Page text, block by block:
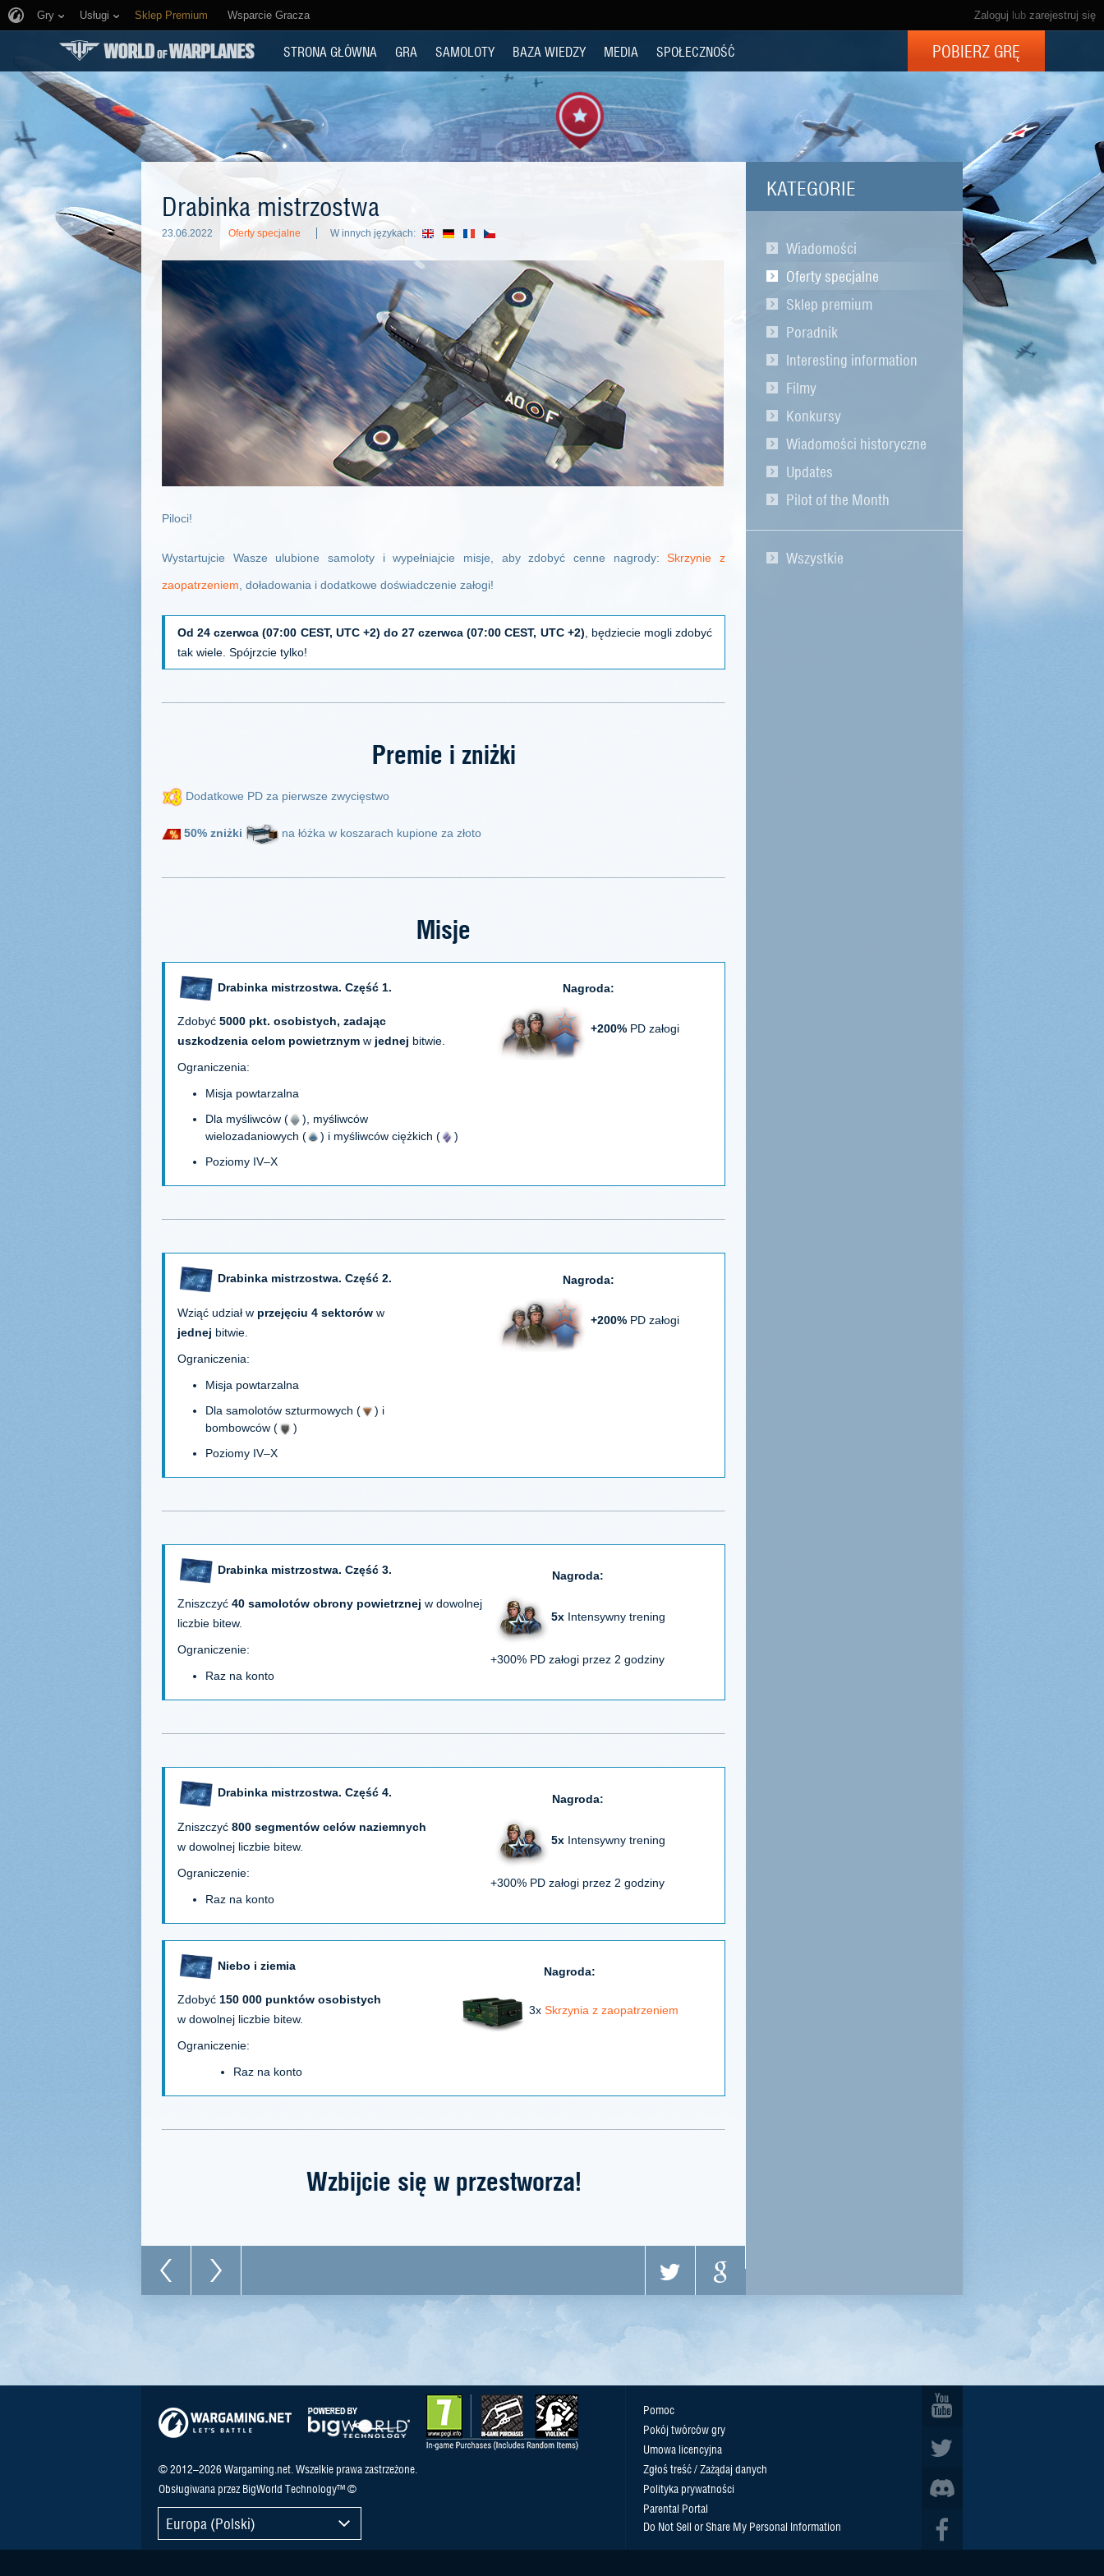
Zaloguj lub zarejestruj się
Gry Usługi Sklep Premium Wsparcie Gracza
STRONA GŁÓWNA GRA SAMOLOTY BAZA WIEDZY MEDIA SPOŁECZNOŚĆ POBIERZ GRĘ
KATEGORIE
Wiadomości
Oferty specjalne
Sklep premium
Poradnik
Interesting information
Filmy
Konkursy
Wiadomości historyczne
Updates
Pilot of the Month
Wszystkie
Drabinka mistrzostwa
23.06.2022 Oferty specjalne W innych językach:
Piloci!
Wystartujcie Wasze ulubione samoloty i wypełniajcie misje, aby zdobyć cenne nagrody:Skrzynie z
zaopatrzeniem , doładowania i dodatkowe doświadczenie załogi!
Od 24 czerwca (07:00 CEST, UTC +2) do 27 czerwca (07:00 CEST, UTC +2) , będziecie mogli zdobyć
tak wiele. Spójrzcie tylko!
Premie i zniżki
Dodatkowe PD za pierwsze zwycięstwo
50% zniżki na łóżka w koszarach kupione za złoto
Misje
Drabinka mistrzostwa. Część 1. Nagroda:
+200% PD załogi
Zdobyć 5000 pkt. osobistych, zadając
uszkodzenia celom powietrznym w jednej bitwie.
Ograniczenia:
Misja powtarzalna
Dla myśliwców (
), myśliwców
wielozadaniowych (
) i myśliwców ciężkich (
)
Poziomy IV–X
Drabinka mistrzostwa. Część 2. Nagroda:
+200% PD załogi
Wziąć udział w przejęciu 4 sektorów w
jednej bitwie.
Ograniczenia:
Misja powtarzalna
Dla samolotów szturmowych (
) i
bombowców (
)
Poziomy IV–X
Drabinka mistrzostwa. Część 3. Nagroda:
5x Intensywny trening
+300% PD załogi przez 2 godziny
Zniszczyć 40 samolotów obrony powietrznej w dowolnej
liczbie bitew.
Ograniczenie:
Raz na konto
Drabinka mistrzostwa. Część 4. Nagroda:
5x Intensywny trening
+300% PD załogi przez 2 godziny
Zniszczyć 800 segmentów celów naziemnych
w dowolnej liczbie bitew.
Ograniczenie:
Raz na konto
Niebo i ziemia Nagroda:
3x Skrzynia z zaopatrzeniem
Zdobyć 150 000 punktów osobistych
w dowolnej liczbie bitew.
Ograniczenie:
Raz na konto
Wzbijcie się w przestworza!
© 2012–2026 Wargaming.net. Wszelkie prawa zastrzeżone.
Obsługiwana przez BigWorld Technology™ ©
Europa (Polski)
Pomoc
Pokój twórców gry
Umowa licencyjna
Zgłoś treść / Zażądaj danych
Polityka prywatności
Parental Portal
Do Not Sell or Share My Personal Information